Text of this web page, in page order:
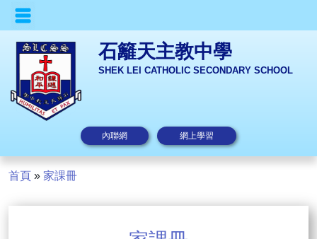
石籬天主教中學
SHEK LEI CATHOLIC SECONDARY SCHOOL
內聯網 網上學習
首頁 » 家課冊